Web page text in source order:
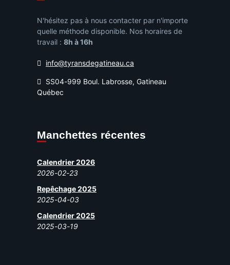
N'hésitez pas à nous contacter par n'importe
quelle méthode disponible. Nos horaires de
travail : 8h à 16h
info@tyransdegatineau.ca
SS04-999 Boul. Labrosse, Gatineau
Québec
Manchettes récentes
Calendrier 2026
2026-02-23
Repêchage 2025
2025-04-03
Calendrier 2025
2025-03-19